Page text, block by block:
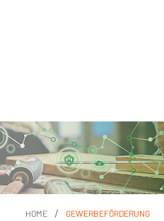
HOME / GEWERBEFÖRDERUNG